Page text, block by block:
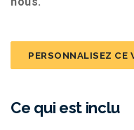
PERSONNALISEZ CE
Ce qui est inclu